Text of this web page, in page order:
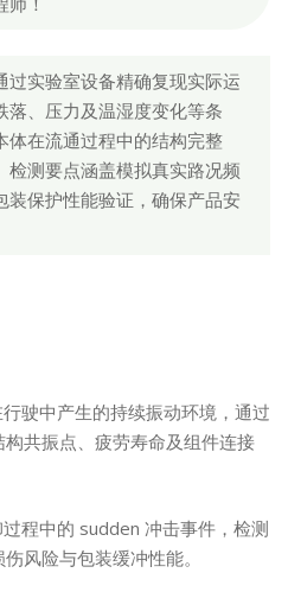
过实验室设备精确复现实际运
落、压力及温湿度变化等条
体在流通过程中的结构完整
检测要点涵盖模拟真实路况频
装保护性能验证，确保产品安
驶中产生的持续振动环境，通过
共振点、疲劳寿命及组件连接
程中的 sudden 冲击事件，检测
风险与包装缓冲性能。